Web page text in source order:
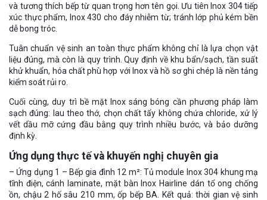
và tương thích bếp từ quan trọng hơn tên gọi. Ưu tiên Inox 304 tiếp
xúc thực phẩm, Inox 430 cho đáy nhiễm từ; tránh lớp phủ kém bền
dễ bong tróc.
Tuân chuẩn vệ sinh an toàn thực phẩm không chỉ là lựa chọn vật
liệu đúng, mà còn là quy trình. Quy định về khu bẩn/sạch, tần suất
khử khuẩn, hóa chất phù hợp với Inox và hồ sơ ghi chép là nền tảng
kiểm soát rủi ro.
Cuối cùng, duy trì bề mặt Inox sáng bóng cần phương pháp làm
sạch đúng: lau theo thớ, chọn chất tẩy không chứa chloride, xử lý
vết dầu mỡ cứng đầu bằng quy trình nhiều bước, và bảo dưỡng
định kỳ.
Ứng dụng thực tế và khuyến nghị chuyên gia
– Ứng dụng 1 – Bếp gia đình 12 m²: Tủ module Inox 304 khung mạ
tĩnh điện, cánh laminate, mặt bàn Inox Hairline dán tổ ong chống
ồn, chậu 2 hố sâu 210 mm, ốp bếp BA. Kết quả: thời gian vệ sinh